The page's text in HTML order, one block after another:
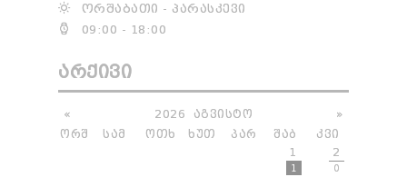
ᲝᲠᲨᲐᲑᲐᲗᲘ - ᲞᲐᲠᲐᲡᲙᲔᲕᲘ
09:00 - 18:00
ᲐᲠᲥᲘᲕᲘ
« »
2026
ᲐᲒᲕᲘᲡᲢᲝ
ᲝᲠᲨ
ᲡᲐᲛ ᲝᲗᲮ ᲮᲣᲗ ᲞᲐᲠ ᲨᲐᲑ
ᲙᲕᲘ
1
1
2
0